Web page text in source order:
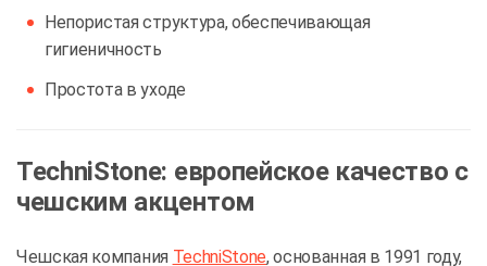
Непористая структура, обеспечивающая
гигиеничность
Простота в уходе
TechniStone: европейское качество с
чешским акцентом
Чешская компания TechniStone, основанная в 1991 году,